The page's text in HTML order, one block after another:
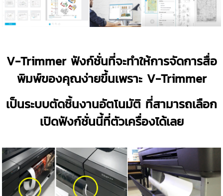
V-Trimmer ฟังก์ชั่นที่จะทำให้การจัดการสื่อ
พิมพ์ของคุณง่ายขึ้นเพราะ V-Trimmer
เป็นระบบตัดชิ้นงานอัตโนมัติ ที่สามารถเลือก
เปิดฟังก์ชั่นนี้ที่ตัวเครื่องได้เลย